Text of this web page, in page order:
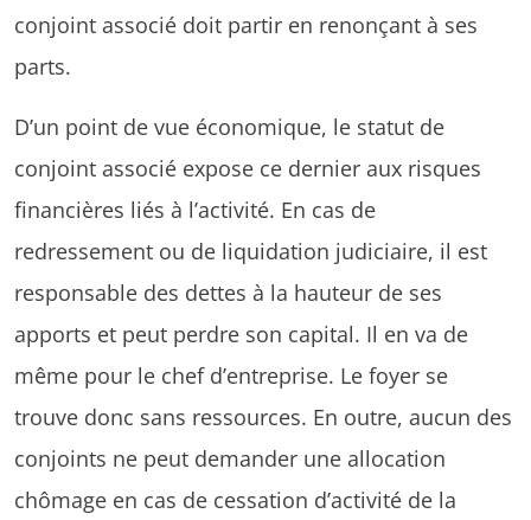
conjoint associé doit partir en renonçant à ses
parts.
D’un point de vue économique, le statut de
conjoint associé expose ce dernier aux risques
financières liés à l’activité. En cas de
redressement ou de liquidation judiciaire, il est
responsable des dettes à la hauteur de ses
apports et peut perdre son capital. Il en va de
même pour le chef d’entreprise. Le foyer se
trouve donc sans ressources. En outre, aucun des
conjoints ne peut demander une allocation
chômage en cas de cessation d’activité de la